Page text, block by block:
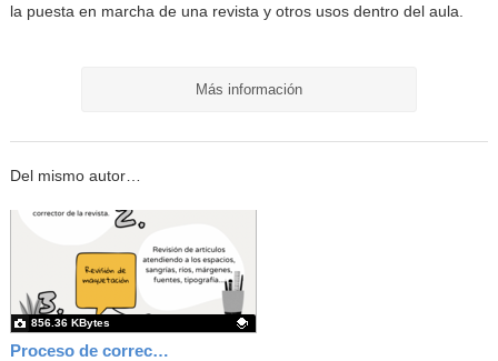
la puesta en marcha de una revista y otros usos dentro del aula.
Más información
Del mismo autor…
Proceso de corrección de una revista escolar.
856.36 KBytes